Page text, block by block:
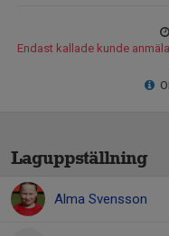
Endast kallade kunde
Laguppställning
Alma Svensson